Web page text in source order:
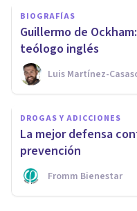
BIOGRAFÍAS
Guillermo de
teólogo inglés
Luis Martínez-
DROGAS Y ADICCIONES
La mejor defensa
prevención
Fromm Bienestar